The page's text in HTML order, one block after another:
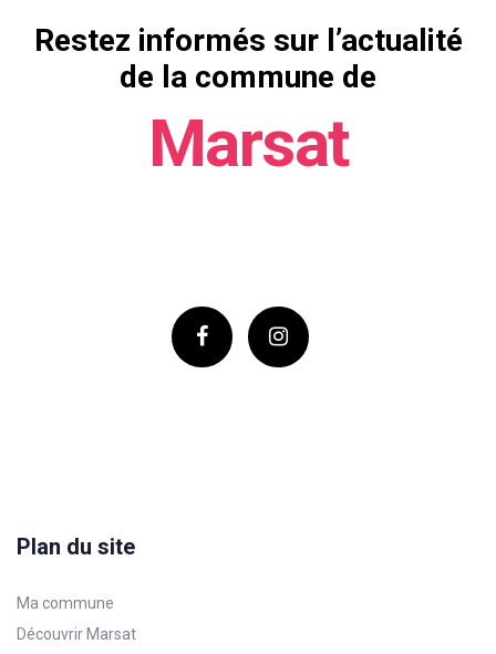
Restez informés sur l’actualité
de la commune de
Marsat
Plan du site
Ma commune
Découvrir Marsat